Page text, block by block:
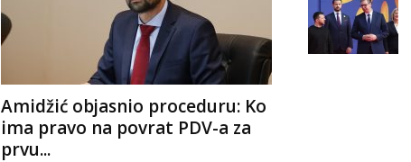
Amidžić objasnio proceduru: Ko
ima pravo na povrat PDV-a za
prvu...